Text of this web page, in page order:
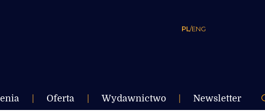
PL/ENG
Oferta Wydawnictwo Newsletter